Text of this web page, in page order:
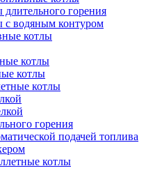
горения
с водяным контуром
котлы
котлы
котлы
котлы
горения
подачей топлива
котлы